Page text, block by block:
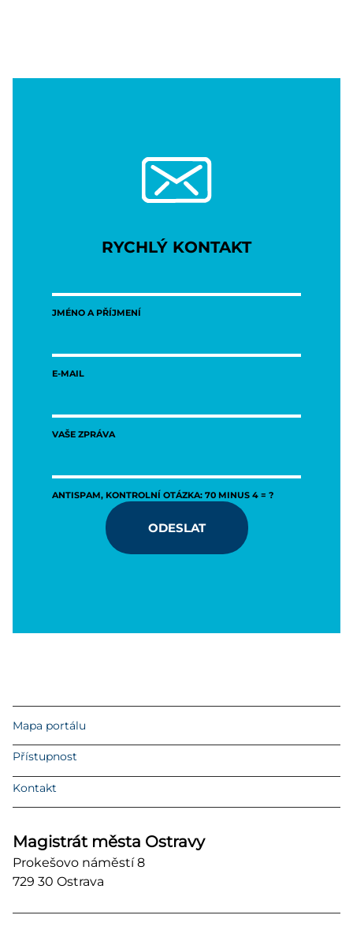
RYCHLÝ KONTAKT
JMÉNO A PŘÍJMENÍ
E-MAIL
VAŠE ZPRÁVA
ANTISPAM, KONTROLNÍ OTÁZKA: 70 MINUS 4 = ?
ODESLAT
Mapa portálu
Přístupnost
Kontakt
Magistrát města Ostravy
Prokešovo náměstí 8
729 30 Ostrava